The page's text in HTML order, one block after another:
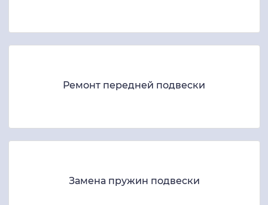
Ремонт передней подвески
Замена пружин подвески